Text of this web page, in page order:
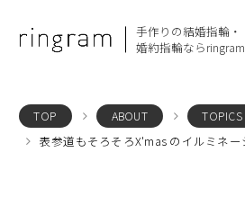
手作りの結婚指輪・
婚約指輪ならringram
TOP ABOUT
TOPICS
表参道もそろそろX'mas のイルミネ